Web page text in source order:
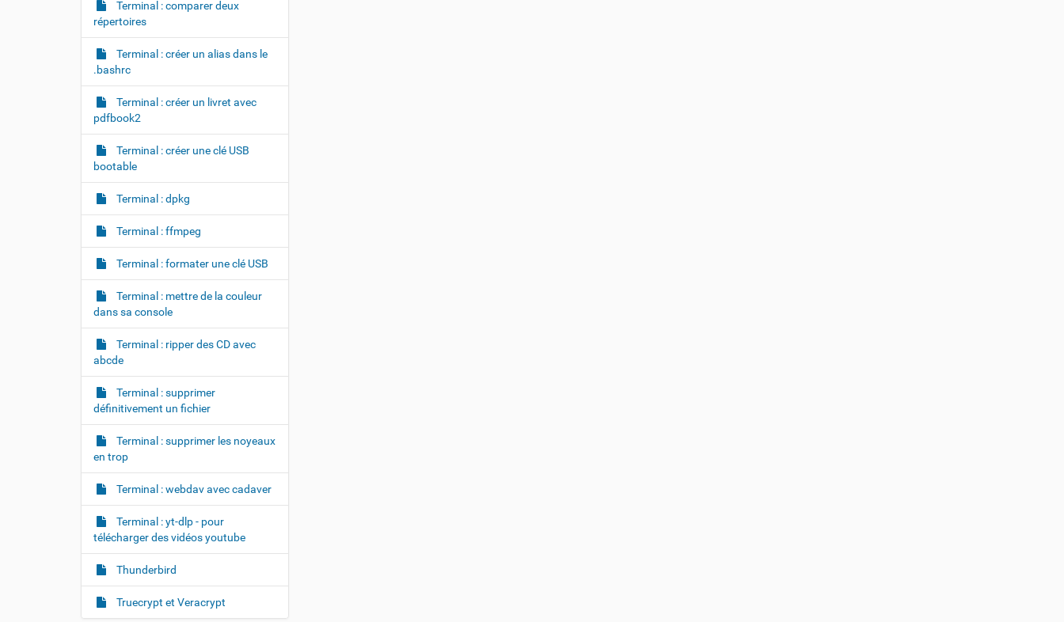
Terminal : comparer deux
répertoires
Terminal : créer un alias dans le
.bashrc
Terminal : créer un livret avec
pdfbook2
Terminal : créer une clé USB
bootable
Terminal : dpkg
Terminal : ffmpeg
Terminal : formater une clé USB
Terminal : mettre de la couleur
dans sa console
Terminal : ripper des CD avec
abcde
Terminal : supprimer
définitivement un fichier
Terminal : supprimer les noyeaux
en trop
Terminal : webdav avec cadaver
Terminal : yt-dlp - pour
télécharger des vidéos youtube
Thunderbird
Truecrypt et Veracrypt